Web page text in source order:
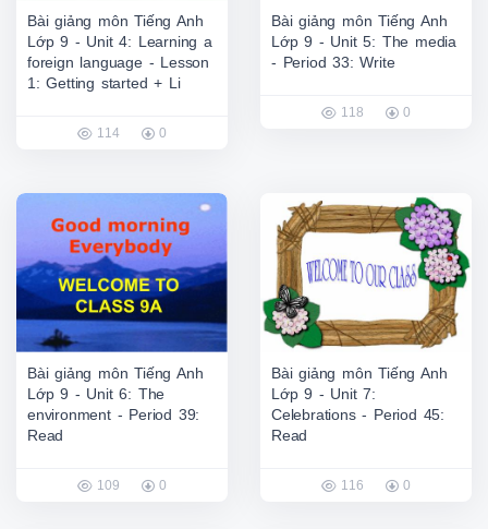
Bài giảng môn Tiếng Anh
Lớp 9 - Unit 4: Learning a
foreign language - Lesson
1: Getting started + Li
114 0
Bài giảng môn Tiếng Anh
Lớp 9 - Unit 5: The media
- Period 33: Write
118 0
Bài giảng môn Tiếng Anh
Lớp 9 - Unit 6: The
environment - Period 39:
Read
109 0
Bài giảng môn Tiếng Anh
Lớp 9 - Unit 7:
Celebrations - Period 45:
Read
116 0